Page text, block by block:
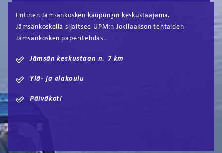
Entinen Jämsänkosken kaupungin keskustaajama.
Jämsänkoskella sijaitsee UPM:n Jokilaakson tehtaiden
Jämsänkosken paperitehdas.
Jämsän keskustaan n. 7 km
Ylä- ja alakoulu
Päiväkoti